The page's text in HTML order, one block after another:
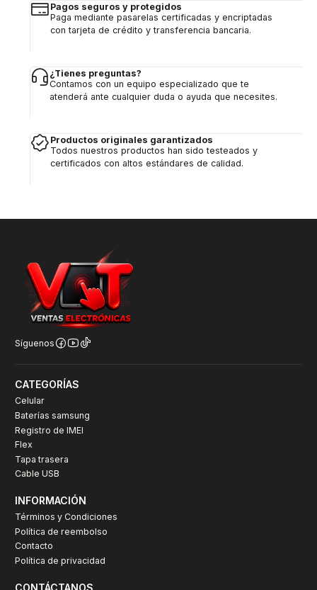
Pagos seguros y protegidos
Paga mediante pasarelas certificadas y encriptadas
con tarjeta de crédito y transferencia bancaria.
¿Tienes preguntas?
Contamos con un equipo especializado que te
atenderá ante cualquier duda o ayuda que necesites.
Productos originales garantizados
Todos nuestros productos han sido testeados y
certificados con altos estándares de calidad.
Síguenos
CATEGORÍAS
Celular
Baterías samsung
Registro de IMEI
Flex
Tapa trasera
Cable USB
INFORMACIÓN
Términos y Condiciones
Política de reembolso
Contacto
Política de privacidad
CONTÁCTANOS